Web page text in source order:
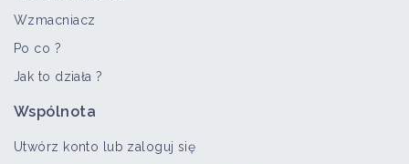
Wzmacniacz
Po co ?
Jak to działa ?
Wspólnota
Utwórz konto lub zaloguj się